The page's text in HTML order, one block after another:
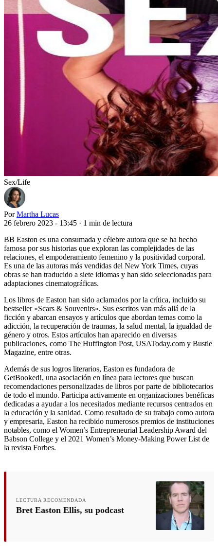
Sex/Life
Por Martha Lucas
26 febrero 2023 - 13:45 · 1 min de lectura
BB Easton es una consumada y célebre autora que se ha hecho
famosa por sus historias que exploran las complejidades de las
relaciones, el empoderamiento femenino y la positividad corporal.
Es una de las autoras más vendidas del New York Times, cuyas
obras se han traducido a siete idiomas y han sido seleccionadas para
adaptaciones cinematográficas.
Los libros de Easton han sido aclamados por la crítica, incluido su
bestseller «Scars & Souvenirs». Sus escritos van más allá de la
ficción y abarcan ensayos y artículos que abordan temas como la
adicción, la recuperación de traumas, la salud mental, la igualdad de
género y otros. Estos artículos han aparecido en diversas
publicaciones, como The Huffington Post, USAToday.com y Bustle
Magazine, entre otras.
Además de sus logros literarios, Easton es fundadora de
GetBooked!, una asociación en línea para lectores que buscan
recomendaciones personalizadas de libros por parte de bibliotecarios
de todo el mundo. Participa activamente en organizaciones benéficas
dedicadas a ayudar a los necesitados mediante recursos centrados en
la educación y la sanidad. Como resultado de su trabajo como autora
y empresaria, Easton ha recibido numerosos premios de instituciones
notables, como el Women’s Entrepreneurial Leadership Award del
Babson College y el 2021 Women’s Money-Making Power List de
la revista Forbes.
LECTURA RECOMENDADA
Bret Easton Ellis, su podcast